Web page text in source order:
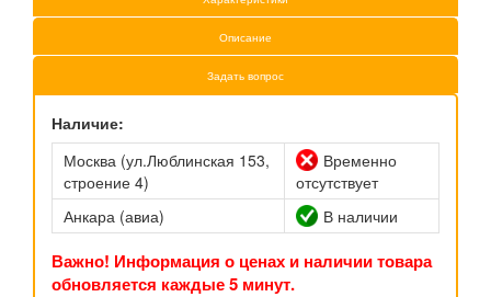
Описание
Задать вопрос
Наличие:
Москва (ул.Люблинская 153,
строение 4)
Временно
отсутствует
Анкара (авиа)
В наличии
Важно! Информация о ценах и наличии товара
обновляется каждые 5 минут.